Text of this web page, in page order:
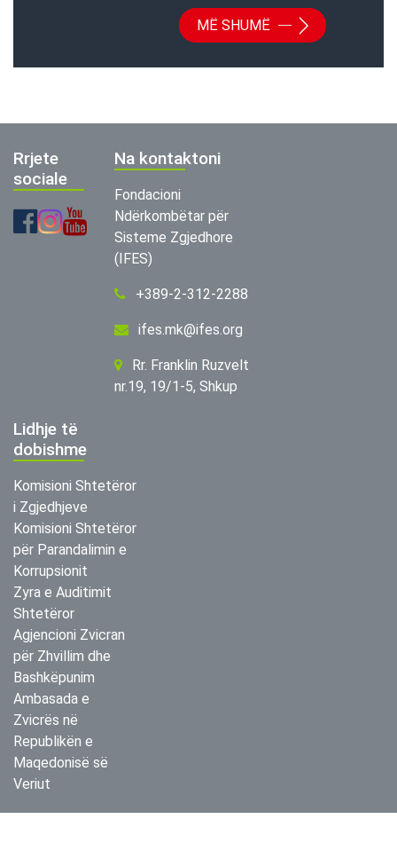
MË SHUMË
Rrjete
sociale
Na kontaktoni
Fondacioni
Ndërkombëtar për
Sisteme Zgjedhore
(IFES)
+389-2-312-2288
ifes.mk@ifes.org
Rr. Franklin Ruzvelt
nr.19, 19/1-5, Shkup
Lidhje të
dobishme
Komisioni Shtetëror
i Zgjedhjeve
Komisioni Shtetëror
për Parandalimin e
Korrupsionit
Zyra e Auditimit
Shtetëror
Agjencioni Zvicran
për Zhvillim dhe
Bashkëpunim
Ambasada e
Zvicrës në
Republikën e
Maqedonisë së
Veriut